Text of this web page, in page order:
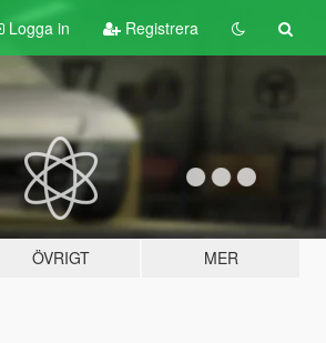
Logga in Registrera
ÖVRIGT MER